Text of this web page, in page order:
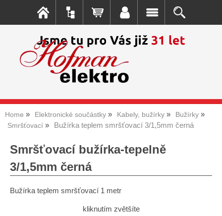
Home Elektronické součástky Kabely, bužírky
Bužírky
Smršťovací
Bužírka teplem smršťovací 3/1,5mm černá
Smršťovací bužírka-tepelně
3/1,5mm černá
Bužírka teplem smršťovací 1 metr
kliknutím zvětšíte